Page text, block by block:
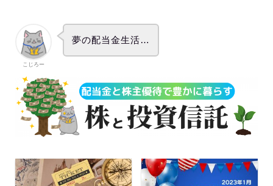
こじろー
夢の配当金生活…